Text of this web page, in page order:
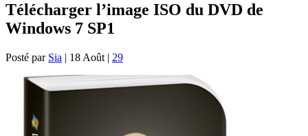
Télécharger l’image ISO du DVD de
Windows 7 SP1
Posté par Sia | 18 Août | 29